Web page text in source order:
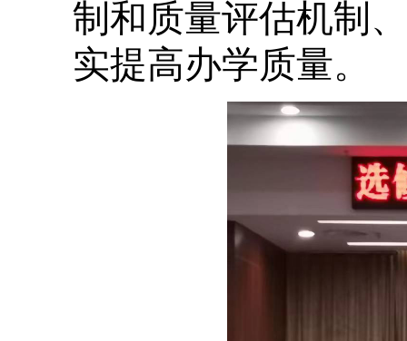
制和质量评估机制
实提高办学质量。